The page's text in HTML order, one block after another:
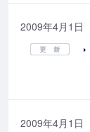
2009年4月1日
2009年4月1日